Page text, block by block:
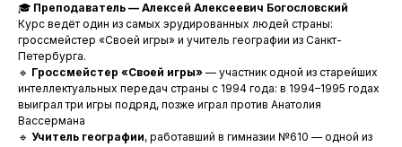
🎓 Преподаватель — Алексей Алексеевич Богословский
Курс ведёт один из самых эрудированных людей страны:
гроссмейстер «Своей игры» и учитель географии из Санкт-
Петербурга.
🔹 Гроссмейстер «Своей игры» — участник одной из старейших
интеллектуальных передач страны с 1994 года: в 1994–1995 годах
выиграл три игры подряд, позже играл против Анатолия
Вассермана
🔹 Учитель географии, работавший в гимназии №610 — одной из